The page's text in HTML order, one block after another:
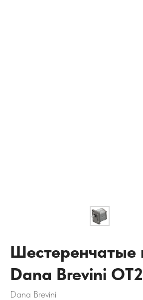
Шестеренчатые
Dana Brevini
Dana Brevini